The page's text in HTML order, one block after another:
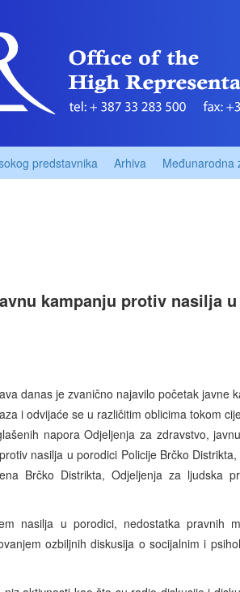
predstavnika Arhiva Međunarodna
kampanju protiv nasilja
danas je zvanično najavilo početak javne
i odvijaće se u različitim oblicima tokom
napora Odjeljenja za zdravstvo,
nasilja u porodici Policije Brčko
Brčko Distrikta, Odjeljenja za ljudska
nasilja u porodici, nedostatka pravnih
ozbiljnih diskusija o socijalnim i